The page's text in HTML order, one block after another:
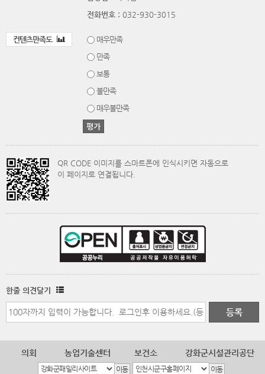
전화번호 : 032-930-3015
컨텐츠만족도
매우만족
만족
보통
불만족
매우불만족
QR CODE 이미지를 스마트폰에 인식시키면 자동으로
이 페이지로 연결됩니다.
한줄 의견달기
의회 농업기술센터 보건소 강화군시설관리공단